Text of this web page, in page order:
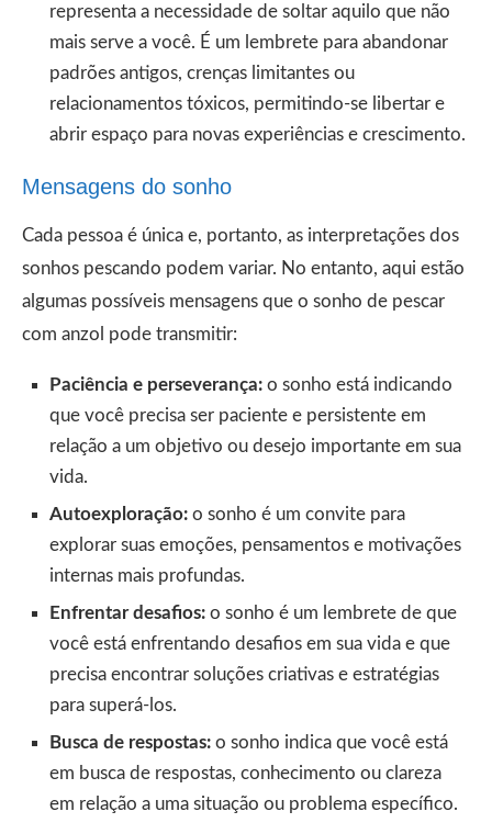
representa a necessidade de soltar aquilo que não
mais serve a você. É um lembrete para abandonar
padrões antigos, crenças limitantes ou
relacionamentos tóxicos, permitindo-se libertar e
abrir espaço para novas experiências e crescimento.
Mensagens do sonho
Cada pessoa é única e, portanto, as interpretações dos
sonhos pescando podem variar. No entanto, aqui estão
algumas possíveis mensagens que o sonho de pescar
com anzol pode transmitir:
Paciência e perseverança: o sonho está indicando
que você precisa ser paciente e persistente em
relação a um objetivo ou desejo importante em sua
vida.
Autoexploração: o sonho é um convite para
explorar suas emoções, pensamentos e motivações
internas mais profundas.
Enfrentar desafios: o sonho é um lembrete de que
você está enfrentando desafios em sua vida e que
precisa encontrar soluções criativas e estratégias
para superá-los.
Busca de respostas: o sonho indica que você está
em busca de respostas, conhecimento ou clareza
em relação a uma situação ou problema específico.